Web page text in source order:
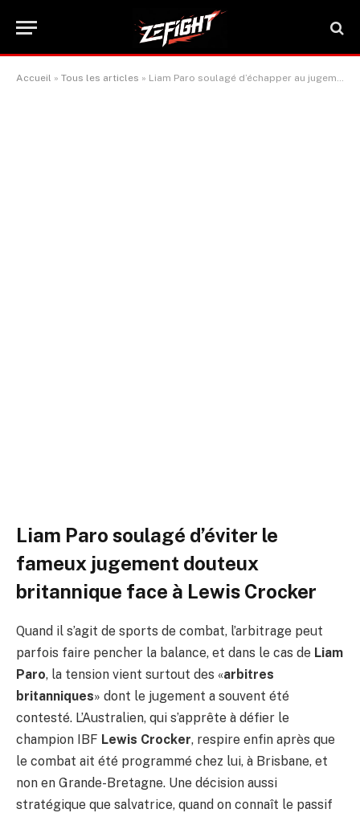
Accueil » Tous les articles » Liam Paro soulagé d’échapper au jugement ‘douteux’ des arbitres britanniques face à Lewis Crocker
Liam Paro soulagé d’éviter le
fameux jugement douteux
britannique face à Lewis Crocker
Quand il s’agit de sports de combat, l’arbitrage peut
parfois faire pencher la balance, et dans le cas de Liam
Paro, la tension vient surtout des «arbitres
britanniques» dont le jugement a souvent été
contesté. L’Australien, qui s’apprête à défier le
champion IBF Lewis Crocker, respire enfin après que
le combat ait été programmé chez lui, à Brisbane, et
non en Grande-Bretagne. Une décision aussi
stratégique que salvatrice, quand on connaît le passif